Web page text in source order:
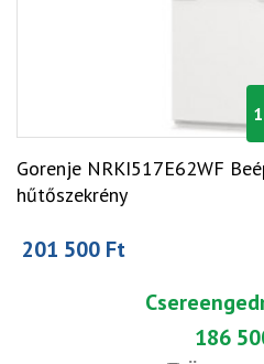
Gorenje NRKI517E62WF
hűtőszekrény
201 500 Ft
186